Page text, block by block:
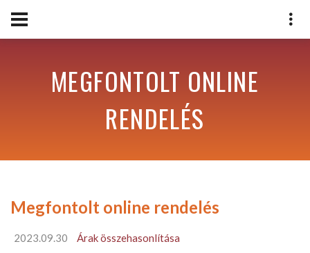
MEGFONTOLT ONLINE
RENDELÉS
Megfontolt online rendelés
2023.09.30 Árak összehasonlítása